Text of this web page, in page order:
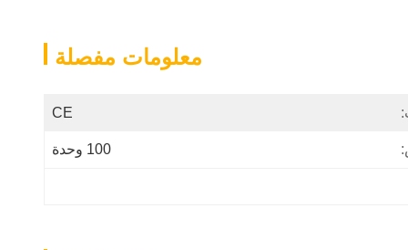
معلومات مفصلة
CE
100 وحدة